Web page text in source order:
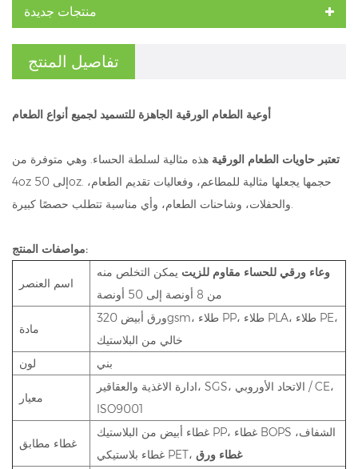
منتجات جديدة
تفاصيل المنتج
أوعية الطعام الورقية الجاهزة للتسميد لجميع أنواع الطعام
تعتبر حاويات الطعام الورقية هذه مثالية لسلطة الحساء. وهي متوفرة من
4oz إلى 50oz. حجمها يجعلها مثالية للمطاعم، وفعاليات تقديم الطعام،
والحفلات، وشاحنات الطعام، وأي مناسبة تتطلب حصصًا كبيرة.
مواصفات المنتج:
اسم العنصر
وعاء ورقي للحساء مقاوم للزيت يمكن التخلص منه
من 8 أونصة إلى 50 أونصة
مادة
ورق أبيض 320gsm، طلاء PP، طلاء PLA، طلاء PE،
لون
بني
معيار
ادارة الاغذية والعقاقير، SGS، الاتحاد الأوروبي / CE،
ISO9001
غطاء مطابق
غطاء أبيض من البلاستيك PP، غطاء BOPS الشفاف،
غطاء بلاستيكي PET،
غطاء ورق